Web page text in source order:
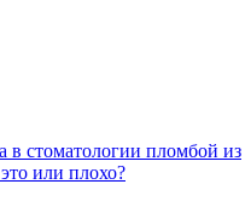
в стоматологии пломбой из
или плохо?